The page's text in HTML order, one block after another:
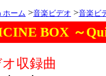
ホーム >音楽ビデオ >音楽ビ
BOX ～
収録曲